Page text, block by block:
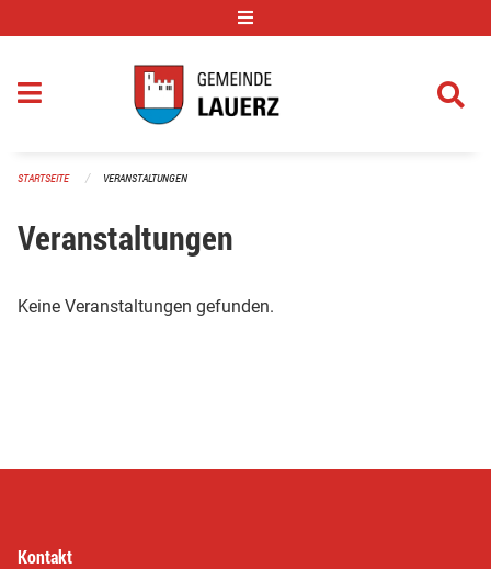
STARTSEITE VERANSTALTUNGEN
Veranstaltungen
Keine Veranstaltungen gefunden.
Kontakt